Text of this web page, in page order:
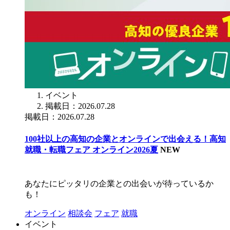
イベント
掲載日：2026.07.28
掲載日：2026.07.28
100社以上の高知の企業とオンラインで出会える！高知
就職・転職フェア オンライン2026夏 NEW
あなたにピッタリの企業との出会いが待っているか
も！
オンライン 相談会 フェア 就職
イベント